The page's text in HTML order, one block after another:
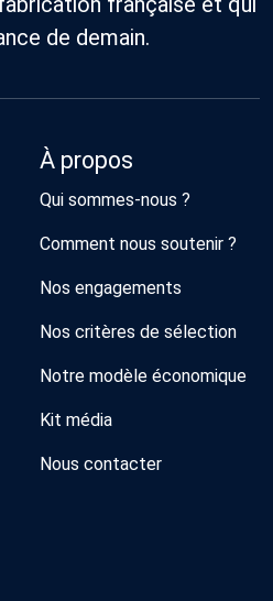
innovation. Au
cœur de son
identité,
des
modulables
Sacs,
pochettes,
ceintures :
création
équilibre
subtil entre
modernité.
de demain.
À propos
Qui sommes-nous ?
Comment nous soutenir ?
Nos engagements
Nos critères de sélection
Notre modèle économique
Kit média
Nous contacter